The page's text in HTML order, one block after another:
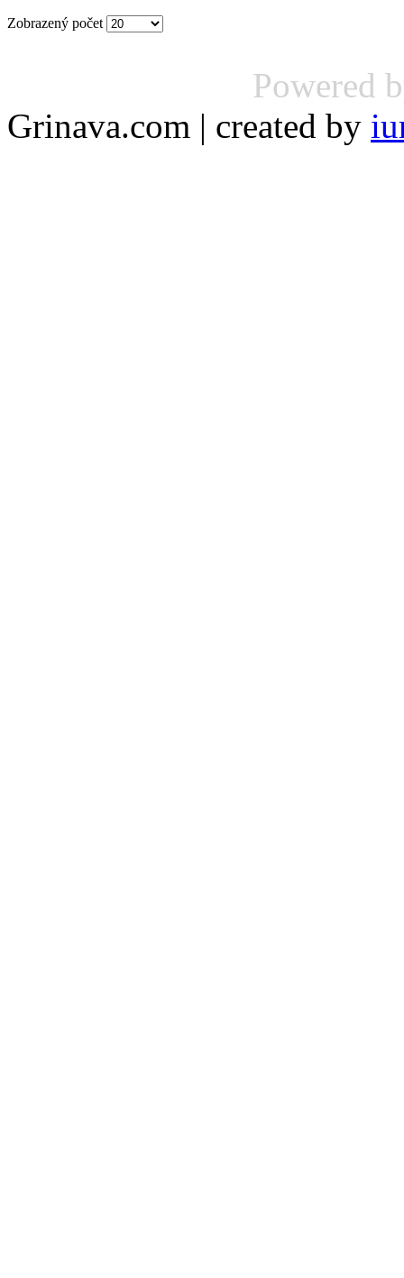
Zobrazený počet
Powered
Grinava.com | created by